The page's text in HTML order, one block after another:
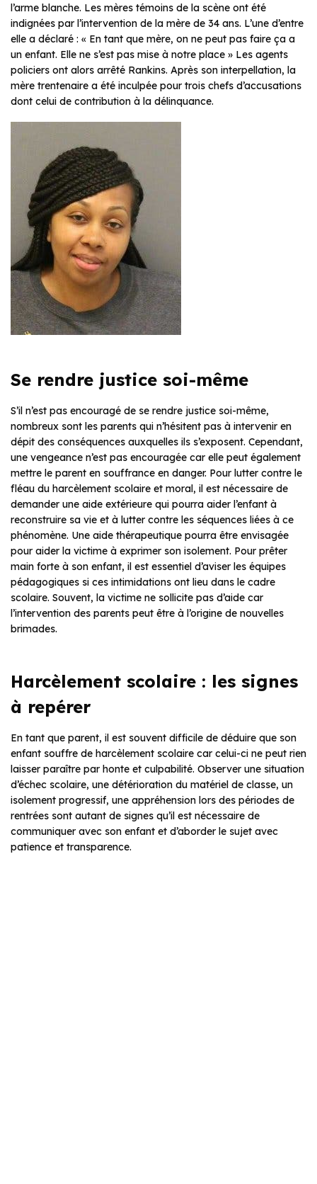
l’arme blanche. Les mères témoins de la scène ont été
indignées par l’intervention de la mère de 34 ans. L’une d’entre
elle a déclaré : « En tant que mère, on ne peut pas faire ça a
un enfant. Elle ne s’est pas mise à notre place » Les agents
policiers ont alors arrêté Rankins. Après son interpellation, la
mère trentenaire a été inculpée pour trois chefs d’accusations
dont celui de contribution à la délinquance.
Se rendre justice soi-même
S’il n’est pas encouragé de se rendre justice soi-même,
nombreux sont les parents qui n’hésitent pas à intervenir en
dépit des conséquences auxquelles ils s’exposent. Cependant,
une vengeance n’est pas encouragée car elle peut également
mettre le parent en souffrance en danger. Pour lutter contre le
fléau du harcèlement scolaire et moral, il est nécessaire de
demander une aide extérieure qui pourra aider l’enfant à
reconstruire sa vie et à lutter contre les séquences liées à ce
phénomène. Une aide thérapeutique pourra être envisagée
pour aider la victime à exprimer son isolement. Pour prêter
main forte à son enfant, il est essentiel d’aviser les équipes
pédagogiques si ces intimidations ont lieu dans le cadre
scolaire. Souvent, la victime ne sollicite pas d’aide car
l’intervention des parents peut être à l’origine de nouvelles
brimades.
Harcèlement scolaire : les signes
à repérer
En tant que parent, il est souvent difficile de déduire que son
enfant souffre de harcèlement scolaire car celui-ci ne peut rien
laisser paraître par honte et culpabilité. Observer une situation
d’échec scolaire, une détérioration du matériel de classe, un
isolement progressif, une appréhension lors des périodes de
rentrées sont autant de signes qu’il est nécessaire de
communiquer avec son enfant et d’aborder le sujet avec
patience et transparence.